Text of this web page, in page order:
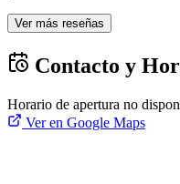
Ver más reseñas
Contacto y
Horario de apertura no
Ver en Google Maps